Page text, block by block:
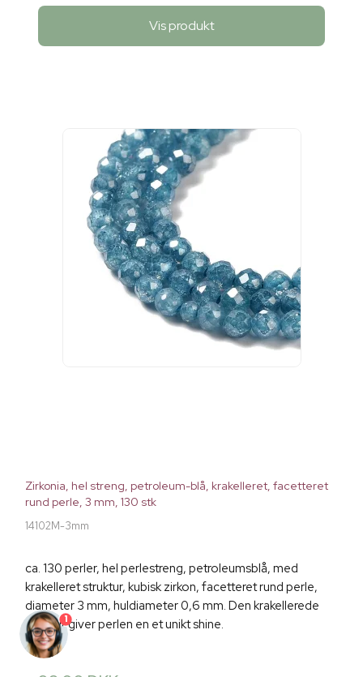
Vis produkt
Zirkonia, hel streng, petroleum-blå, krakelleret, facetteret
rund perle, 3 mm, 130 stk
14102M-3mm
ca. 130 perler, hel perlestreng, petroleumsblå, med
krakelleret struktur, kubisk zirkon, facetteret rund perle,
diameter 3 mm, huldiameter 0,6 mm. Den krakellerede
struktur giver perlen en et unikt shine.
1